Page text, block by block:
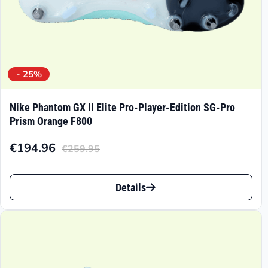
werden
- 25%
Nike Phantom GX II Elite Pro-Player-Edition SG-Pro
Prism Orange F800
€259.95
Ursprünglicher
Preis
€259.95
€194.96
Aktueller
Preis
€194.96.
Dieses
Produkt
Details